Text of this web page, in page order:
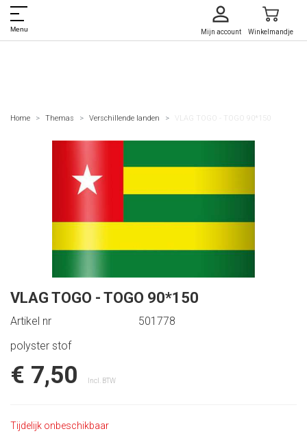
Menu Mijn account Winkelmandje
Home Themas Verschillende landen VLAG TOGO - TOGO 90*150
VLAG TOGO - TOGO 90*150
Artikel nr
501778
polyster stof
€ 7,50 Incl. BTW
Tijdelijk onbeschikbaar